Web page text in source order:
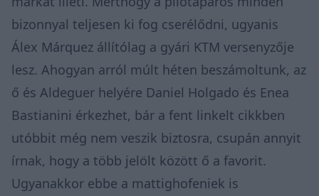
bizonnyal teljesen ki fog cserélődni, ugyanis
Álex Márquez állítólag a gyári KTM versenyzője
lesz. Ahogyan arról múlt héten beszámoltunk, az
ő és Aldeguer helyére Daniel Holgado és Enea
Bastianini érkezhet, bár a fent linkelt cikkben
utóbbit még nem veszik biztosra, csupán annyit
írnak, hogy a több jelölt között ő a favorit.
Ugyanakkor ebbe a mattighofeniek is